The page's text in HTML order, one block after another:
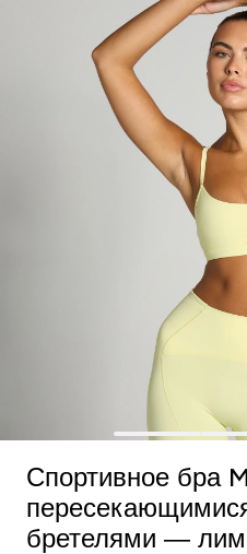
Спортивное бра
бретелями ―